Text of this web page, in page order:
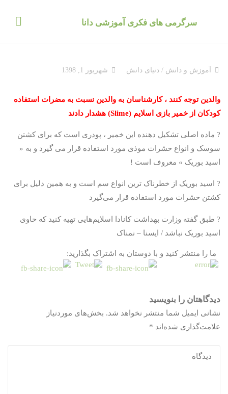
سرگرمی های فکری آموزشی دانا
آموزش و دانش / دنیای دانش شهریور 1, 1398
والدین توجه کنند ، کارشناسان به والدین نسبت به مضرات استفاده
کودکان از خمیر بازی اسلایم (Slime) هشدار دادند
? ماده اصلی تشکیل دهنده این خمیر ، پودری است که برای کشتن
سوسک و انواع حشرات موذی مورد استفاده قرار می گیرد و به «
اسید بوریک » معروف است !
? اسید بوریک از خطرناک ترین انواع سم است و به همین دلیل برای
کشتن حشرات مورد استفاده قرار می‌گیرد
? طبق گفته وزارت بهداشت کانادا اسلایم‌هایی تهیه کنید که حاوی
اسید بوریک نباشد / ایسنا – نمناک
ما را منتشر کنید و با دوستان به اشتراک بگذارید:
دیدگاهتان را بنویسید
نشانی ایمیل شما منتشر نخواهد شد. بخش‌های موردنیاز
علامت‌گذاری شده‌اند *